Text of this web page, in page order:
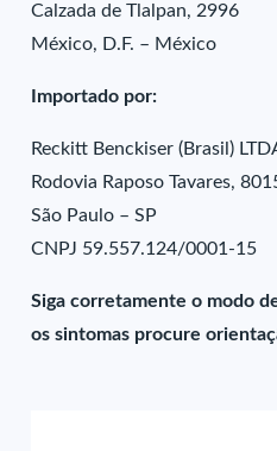
Calzada de Tlalpan, 2996
México, D.F. – México
Importado por:
Reckitt Benckiser (Brasil)
Rodovia Raposo Tavares,
São Paulo – SP
CNPJ 59.557.124/0001-15
Siga corretamente o modo
os sintomas procure